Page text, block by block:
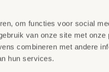
om functies voor social
van onze site met
combineren met andere
hun services.